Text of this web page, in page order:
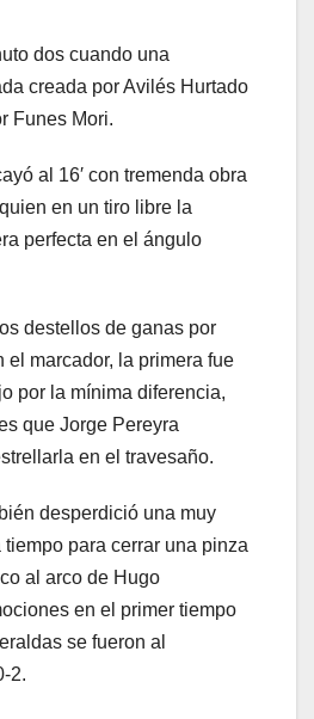
dos cuando una
creada por Avilés Hurtado
Funes Mori.
al 16′ con tremenda obra
en un tiro libre la
perfecta en el ángulo
destellos de ganas por
el marcador, la primera fue
por la mínima diferencia,
que Jorge Pereyra
en el travesaño.
desperdició una muy
para cerrar una pinza
al arco de Hugo
en el primer tiempo
se fueron al
2.